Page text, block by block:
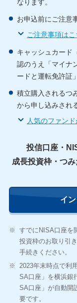
なります。
お申込前にご注意
ご注意事項はこ
キャッシュカード
認のうえ「マイナ
ードと運転免許証
積立購入されるつ
から申し込みされ
人気のファン
投信口座・
成長投資枠・つ
イ
※
すでにNISA口座を
投資枠のお取り引
手続きください。
※
2023年末時点で利
SA口座」を横浜銀
SA口座」が自動開
要です。